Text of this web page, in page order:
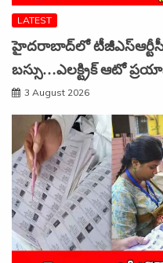
LATEST
హైదరాబాద్‌లో టీజీఎస్‌ఆర్టీసీ
బస్సు…ఎలక్ట్రిక్ ఆటో
3 August 2026